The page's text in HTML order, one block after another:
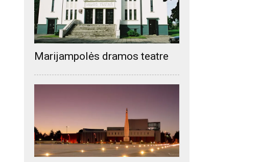
Marijampolės dramos teatre